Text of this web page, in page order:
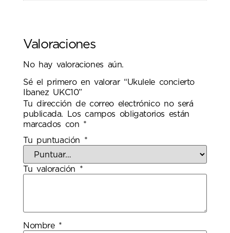
Valoraciones
No hay valoraciones aún.
Sé el primero en valorar “Ukulele concierto
Ibanez UKC10”
Tu dirección de correo electrónico no será
publicada.
Los campos obligatorios están
marcados con *
Tu puntuación *
Tu valoración *
Nombre *